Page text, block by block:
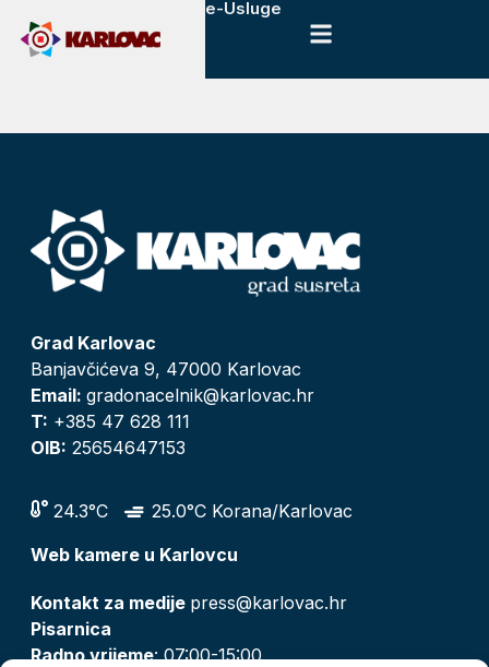
e-Usluge
Grad Karlovac
Banjavčićeva 9, 47000 Karlovac
Email: gradonacelnik@karlovac.hr
T: +385 47 628 111
OIB: 25654647153
24.3°C
25.0°C Korana/Karlovac
Web kamere u Karlovcu
Kontakt za medije press@karlovac.hr
Pisarnica
Radno vrijeme: 07:00-15:00